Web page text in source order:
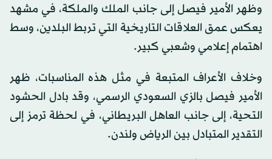
وظهر الأمير فيصل إلى جانب الملك والملكة، في مشهد
يعكس عمق العلاقات التاريخية التي تربط البلدين، وسط
اهتمام إعلامي وشعبي كبير.
وخلاف الأعراف المتبعة في مثل هذه المناسبات، ظهر
الأمير فيصل بالزي السعودي الرسمي، وقد بادل الحشود
التحية، إلى جانب العاهل البريطاني، في لحظة ترمز إلى
التقدير المتبادل بين الرياض ولندن.